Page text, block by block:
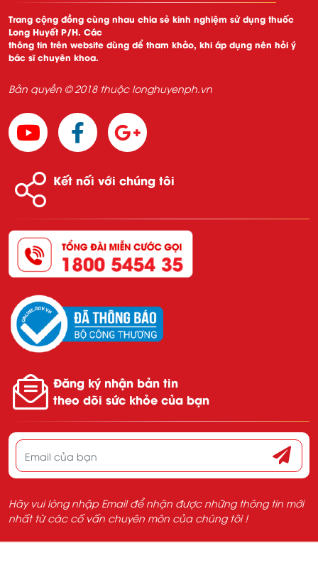
Trang cộng đồng cùng nhau chia sẻ kinh nghiệm sử dụng thuốc
Long Huyết P/H. Các
thông tin trên website dùng dể tham khảo, khi áp dụng nên hỏi ý
bác sĩ chuyên khoa.
Bản quyền © 2018 thuộc longhuyenph.vn
Kết nối với chúng tôi
Đăng ký nhận bản tin
theo dõi sức khỏe của bạn
Hãy vui lòng nhập Email để nhận được những thông tin mới
nhất từ các cố vấn chuyên môn của chúng tôi !